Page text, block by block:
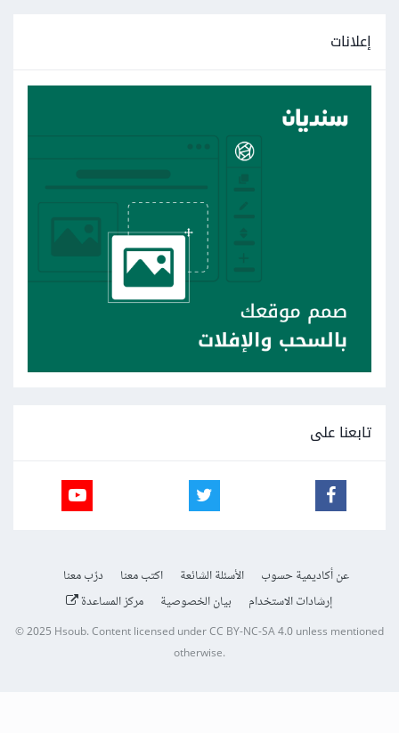
إعلانات
تابعنا على
عن أكاديمية حسوب الأسئلة الشائعة اكتب معنا
درّب معنا
إرشادات الاستخدام
بيان الخصوصية مركز المساعدة
© 2025 Hsoub.Content licensed underCC BY-NC-SA 4.0unless mentioned
otherwise.